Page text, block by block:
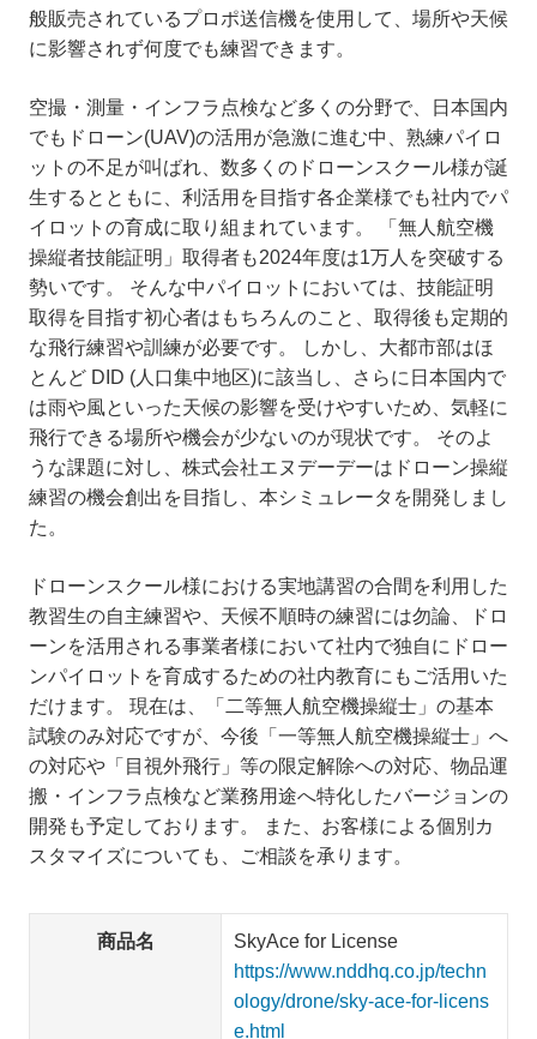
般販売されているプロポ送信機を使用して、場所や天候
に影響されず何度でも練習できます。
空撮・測量・インフラ点検など多くの分野で、日本国内
でもドローン(UAV)の活用が急激に進む中、熟練パイロ
ットの不足が叫ばれ、数多くのドローンスクール様が誕
生するとともに、利活用を目指す各企業様でも社内でパ
イロットの育成に取り組まれています。 「無人航空機
操縦者技能証明」取得者も2024年度は1万人を突破する
勢いです。 そんな中パイロットにおいては、技能証明
取得を目指す初心者はもちろんのこと、取得後も定期的
な飛行練習や訓練が必要です。 しかし、大都市部はほ
とんど DID (人口集中地区)に該当し、さらに日本国内で
は雨や風といった天候の影響を受けやすいため、気軽に
飛行できる場所や機会が少ないのが現状です。 そのよ
うな課題に対し、株式会社エヌデーデーはドローン操縦
練習の機会創出を目指し、本シミュレータを開発しまし
た。
ドローンスクール様における実地講習の合間を利用した
教習生の自主練習や、天候不順時の練習には勿論、ドロ
ーンを活用される事業者様において社内で独自にドロー
ンパイロットを育成するための社内教育にもご活用いた
だけます。 現在は、「二等無人航空機操縦士」の基本
試験のみ対応ですが、今後「一等無人航空機操縦士」へ
の対応や「目視外飛行」等の限定解除への対応、物品運
搬・インフラ点検など業務用途へ特化したバージョンの
開発も予定しております。 また、お客様による個別カ
スタマイズについても、ご相談を承ります。
商品名
SkyAce for License
https://www.nddhq.co.jp/techn
ology/drone/sky-ace-for-licens
e.html